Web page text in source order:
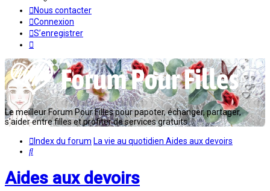
Nous contacter
Connexion
S’enregistrer
Le meilleur Forum Pour Filles pour papoter, échanger, partager,
s'aider entre filles et profiter de services gratuits...
Index du forum La vie au quotidien Aides aux devoirs
Rechercher
Aides aux devoirs